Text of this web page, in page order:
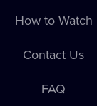
How to Watch
Contact Us
FAQ